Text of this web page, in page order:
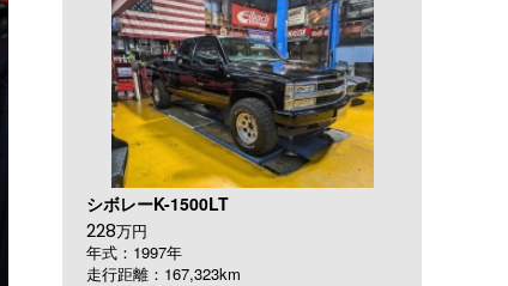
シボレーK-1500LT
228万円
年式：1997年
走行距離：167,323km